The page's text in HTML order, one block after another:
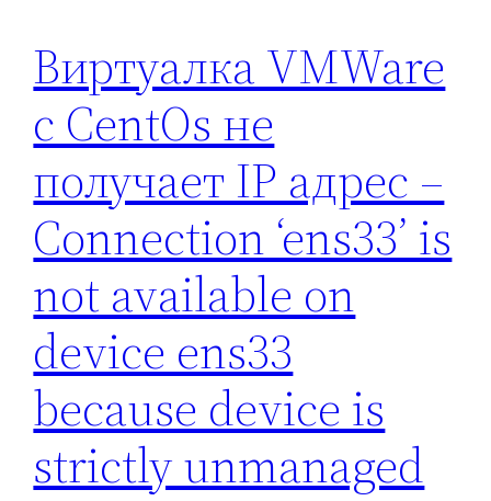
Виртуалка VMWare
с CentOs не
получает IP адрес –
Connection ‘ens33’ is
not available on
device ens33
because device is
strictly unmanaged